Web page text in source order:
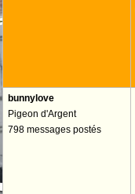
bunnylove
Pigeon d'Argent
798 messages postés